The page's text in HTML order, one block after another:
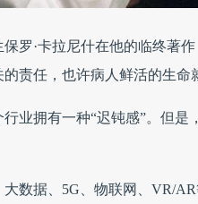
罗·卡拉尼什在他的临终著
责任，也许病人鲜活的生命
业拥有一种“迟钝感”。但
大数据、5G、物联网、VR/